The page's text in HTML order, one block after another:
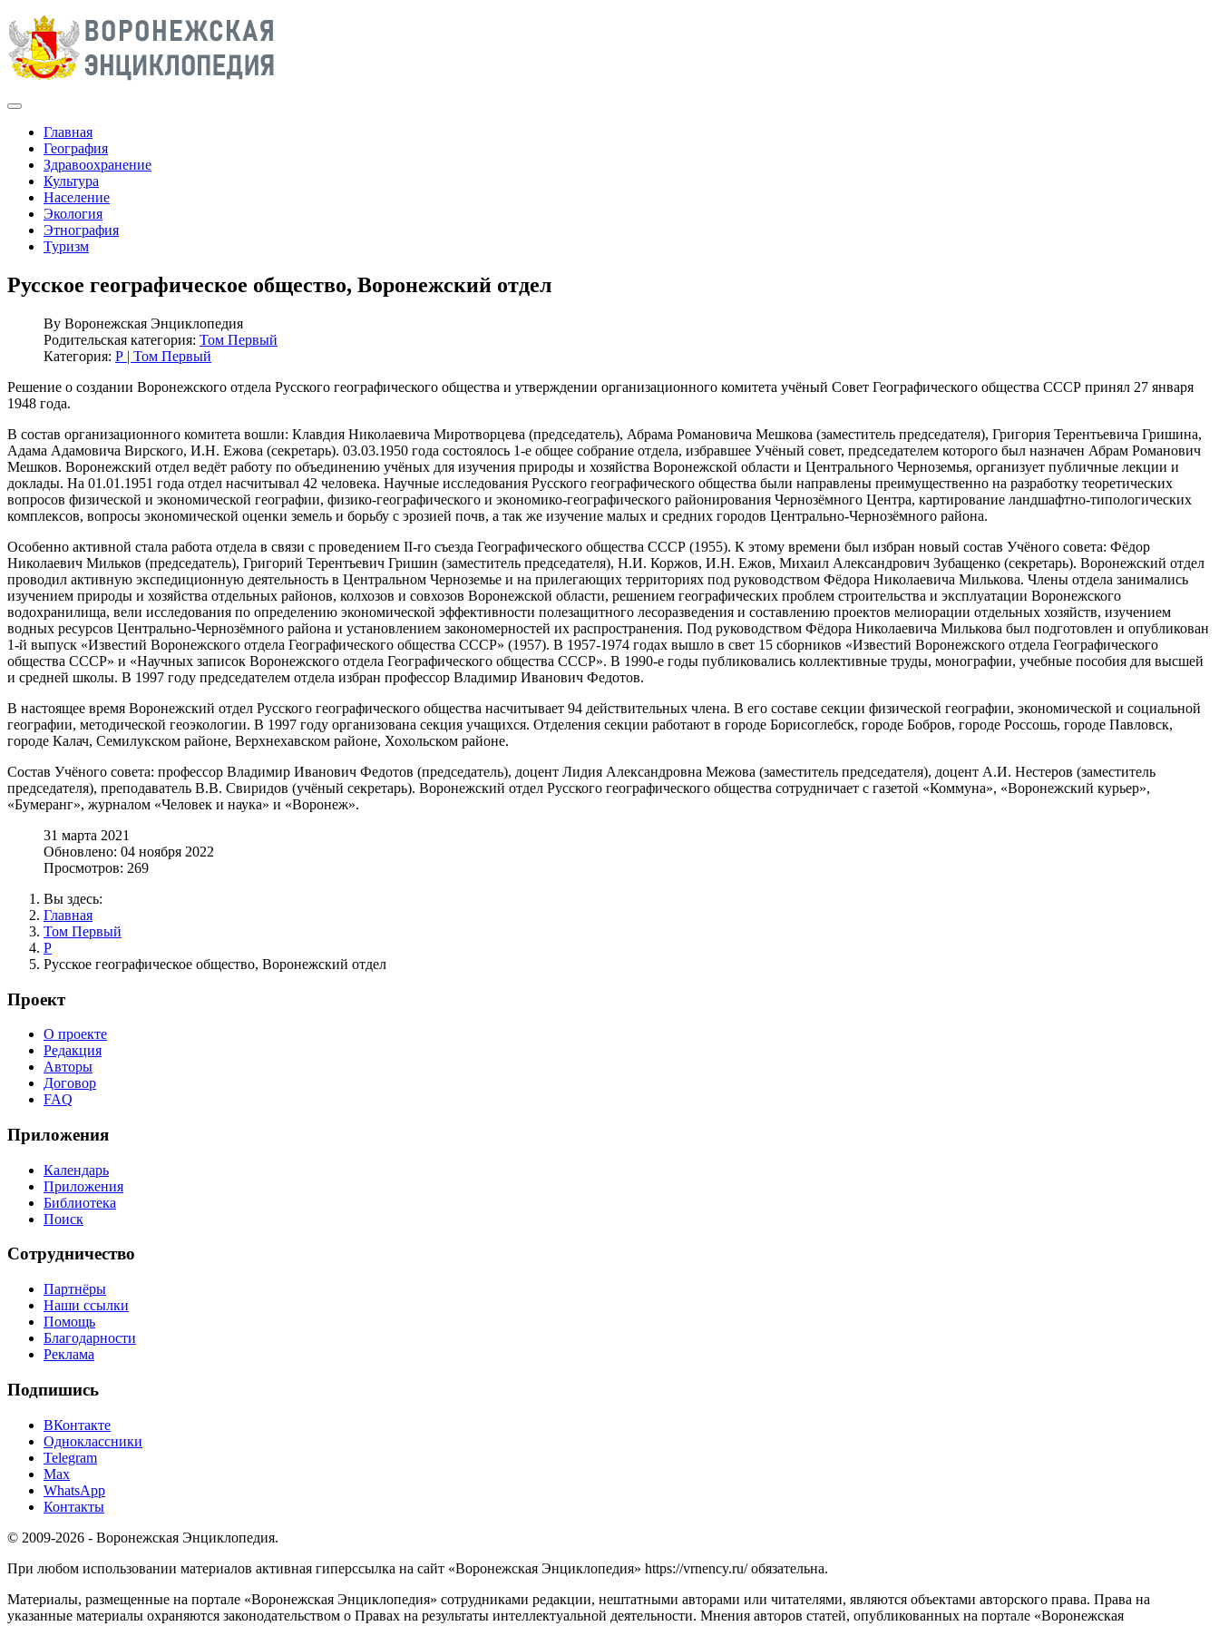
Главная
География
Здравоохранение
Культура
Население
Экология
Этнография
Туризм
Русское географическое общество, Воронежский отдел
By Воронежская Энциклопедия
Родительская категория: Том Первый
Категория: Р | Том Первый
Решение о создании Воронежского отдела Русского географического общества и утверждении организационного комитета учёный Совет Географического общества СССР принял 27 января
1948 года.
В состав организационного комитета вошли: Клавдия Николаевича Миротворцева (председатель), Абрама Романовича Мешкова (заместитель председателя), Григория Терентьевича Гришина,
Адама Адамовича Вирского, И.Н. Ежова (секретарь). 03.03.1950 года состоялось 1-е общее собрание отдела, избравшее Учёный совет, председателем которого был назначен Абрам Романович
Мешков. Воронежский отдел ведёт работу по объединению учёных для изучения природы и хозяйства Воронежской области и Центрального Черноземья, организует публичные лекции и
доклады. На 01.01.1951 года отдел насчитывал 42 человека. Научные исследования Русского географического общества были направлены преимущественно на разработку теоретических
вопросов физической и экономической географии, физико-географического и экономико-географического районирования Чернозёмного Центра, картирование ландшафтно-типологических
комплексов, вопросы экономической оценки земель и борьбу с эрозией почв, а так же изучение малых и средних городов Центрально-Чернозёмного района.
Особенно активной стала работа отдела в связи с проведением II-го съезда Географического общества СССР (1955). К этому времени был избран новый состав Учёного совета: Фёдор
Николаевич Мильков (председатель), Григорий Терентьевич Гришин (заместитель председателя), Н.И. Коржов, И.Н. Ежов, Михаил Александрович Зубащенко (секретарь). Воронежский отдел
проводил активную экспедиционную деятельность в Центральном Черноземье и на прилегающих территориях под руководством Фёдора Николаевича Милькова. Члены отдела занимались
изучением природы и хозяйства отдельных районов, колхозов и совхозов Воронежской области, решением географических проблем строительства и эксплуатации Воронежского
водохранилища, вели исследования по определению экономической эффективности полезащитного лесоразведения и составлению проектов мелиорации отдельных хозяйств, изучением
водных ресурсов Центрально-Чернозёмного района и установлением закономерностей их распространения. Под руководством Фёдора Николаевича Милькова был подготовлен и опубликован
1-й выпуск «Известий Воронежского отдела Географического общества СССР» (1957). В 1957-1974 годах вышло в свет 15 сборников «Известий Воронежского отдела Географического
общества СССР» и «Научных записок Воронежского отдела Географического общества СССР». В 1990-е годы публиковались коллективные труды, монографии, учебные пособия для высшей
и средней школы. В 1997 году председателем отдела избран профессор Владимир Иванович Федотов.
В настоящее время Воронежский отдел Русского географического общества насчитывает 94 действительных члена. В его составе секции физической географии, экономической и социальной
географии, методической геоэкологии. В 1997 году организована секция учащихся. Отделения секции работают в городе Борисоглебск, городе Бобров, городе Россошь, городе Павловск,
городе Калач, Семилукском районе, Верхнехавском районе, Хохольском районе.
Состав Учёного совета: профессор Владимир Иванович Федотов (председатель), доцент Лидия Александровна Межова (заместитель председателя), доцент А.И. Нестеров (заместитель
председателя), преподаватель В.В. Свиридов (учёный секретарь). Воронежский отдел Русского географического общества сотрудничает с газетой «Коммуна», «Воронежский курьер»,
«Бумеранг», журналом «Человек и наука» и «Воронеж».
31 марта 2021
Обновлено: 04 ноября 2022
Просмотров: 269
Вы здесь:
Главная
Том Первый
Р
Русское географическое общество, Воронежский отдел
Проект
О проекте
Редакция
Авторы
Договор
FAQ
Приложения
Календарь
Приложения
Библиотека
Поиск
Сотрудничество
Партнёры
Наши ссылки
Помощь
Благодарности
Реклама
Подпишись
ВКонтакте
Одноклассники
Telegram
Max
WhatsApp
Контакты
© 2009-2026 - Воронежская Энциклопедия.
При любом использовании материалов активная гиперссылка на сайт «Воронежская Энциклопедия» https://vrnency.ru/ обязательна.
Материалы, размещенные на портале «Воронежская Энциклопедия» сотрудниками редакции, нештатными авторами или читателями, являются объектами авторского права. Права на
указанные материалы охраняются законодательством о Правах на результаты интеллектуальной деятельности. Мнения авторов статей, опубликованных на портале «Воронежская